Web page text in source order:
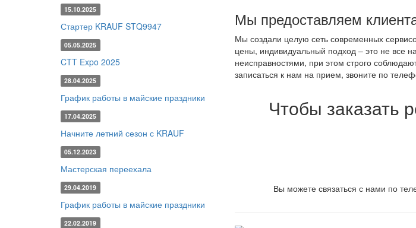
15.10.2025
Стартер KRAUF STQ9947
05.05.2025
CTT Expo 2025
28.04.2025
График работы в майские праздники
17.04.2025
Начните летний сезон с KRAUF
05.12.2023
Мастерская переехала
29.04.2019
График работы в майские праздники
22.02.2019
Мы предоставляем
Мы создали целую сеть современных
цены, индивидуальный подход – это не все
неисправностями, при этом строго
записаться к нам на прием, звоните по
Чтобы заказать
Вы можете связаться с нами по